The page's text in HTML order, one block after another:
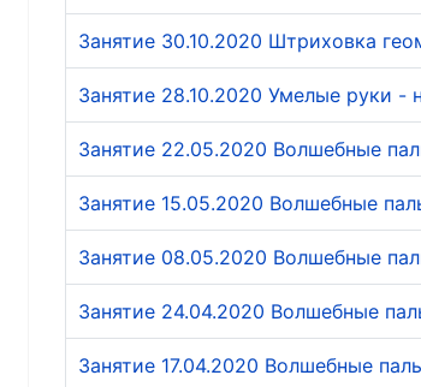
Занятие 30.10.2020 Штриховка
Занятие 28.10.2020 Умелые руки -
Занятие 22.05.2020 Волшебные
Занятие 15.05.2020 Волшебные
Занятие 08.05.2020 Волшебные
Занятие 24.04.2020 Волшебные
Занятие 17.04.2020 Волшебные